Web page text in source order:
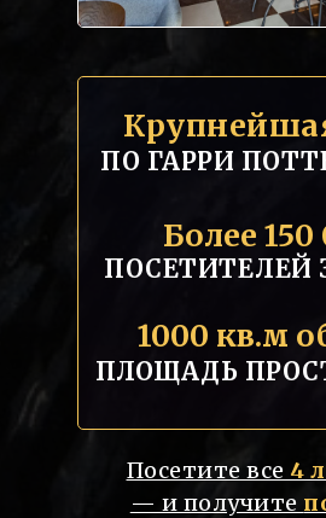
Посетите все 4
— и получите
ПОСЕТИТЕЛЕЙ
Более 150
1000 кв.м
ПЛОЩАДЬ
ПО ГАРРИ